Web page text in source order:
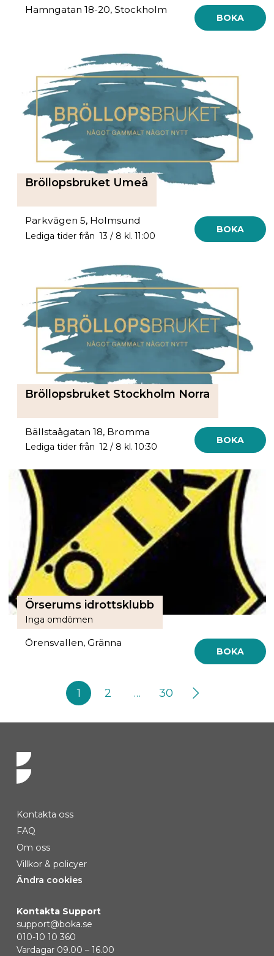
Hamngatan 18-20, Stockholm
BOKA
Bröllopsbruket Umeå
Parkvägen 5, Holmsund
Lediga tider från 13 / 8 kl. 11:00
BOKA
Bröllopsbruket Stockholm Norra
Bällstaågatan 18, Bromma
Lediga tider från 12 / 8 kl. 10:30
BOKA
Örserums idrottsklubb
Inga omdömen
Örensvallen, Gränna
BOKA
1 2 … 30
Kontakta oss
FAQ
Om oss
Villkor & policyer
Ändra cookies
Kontakta Support
support@boka.se
010-10 10 360
Vardagar 09.00 – 16.00